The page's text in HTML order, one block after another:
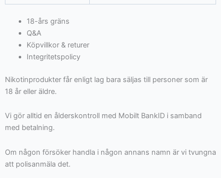
18-års gräns
Q&A
Köpvillkor & returer
Integritetspolicy
Nikotinprodukter får enligt lag bara säljas till personer som är
18 år eller äldre.
Vi gör alltid en ålderskontroll med Mobilt BankID i samband
med betalning.
Om någon försöker handla i någon annans namn är vi tvungna
att polisanmäla det.